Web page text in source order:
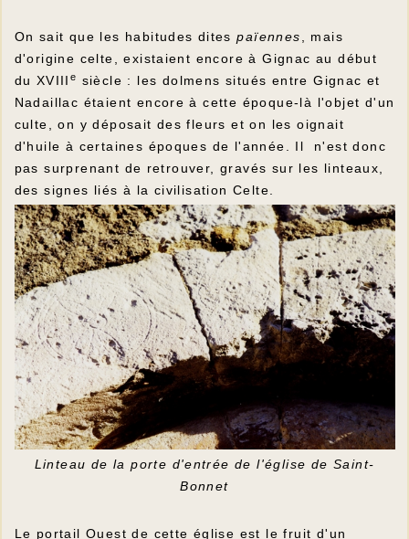
On sait que les habitudes dites païennes , mais
d'origine celte, existaient encore à Gignac au début
du XVIII e siècle : les dolmens situés entre Gignac et
Nadaillac étaient encore à cette époque-là l'objet d'un
culte, on y déposait des fleurs et on les oignait
d'huile à certaines époques de l'année. Il n'est donc
pas surprenant de retrouver, gravés sur les linteaux,
des signes liés à la civilisation Celte.
Linteau de la porte d'entrée de l'église de Saint-
Bonnet
Le portail Ouest de cette église est le fruit d'un